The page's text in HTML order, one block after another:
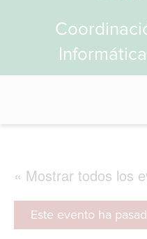
« Mostrar todos los
Este evento ha